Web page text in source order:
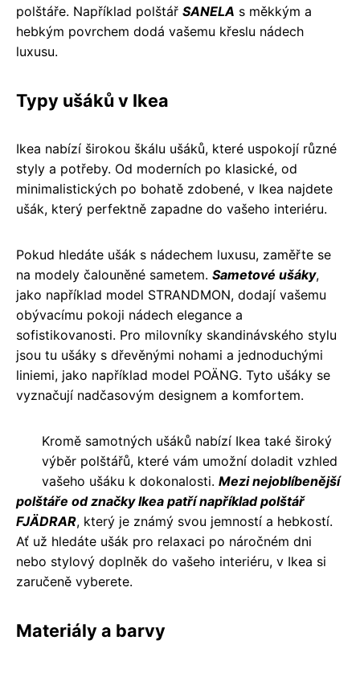
polštáře. Například polštář SANELA s měkkým a
hebkým povrchem dodá vašemu křeslu nádech
luxusu.
Typy ušáků v Ikea
Ikea nabízí širokou škálu ušáků, které uspokojí různé
styly a potřeby. Od moderních po klasické, od
minimalistických po bohatě zdobené, v Ikea najdete
ušák, který perfektně zapadne do vašeho interiéru.
Pokud hledáte ušák s nádechem luxusu, zaměřte se
na modely čalouněné sametem. Sametové ušáky,
jako například model STRANDMON, dodají vašemu
obývacímu pokoji nádech elegance a
sofistikovanosti. Pro milovníky skandinávského stylu
jsou tu ušáky s dřevěnými nohami a jednoduchými
liniemi, jako například model POÄNG. Tyto ušáky se
vyznačují nadčasovým designem a komfortem.
Kromě samotných ušáků nabízí Ikea také široký
výběr polštářů, které vám umožní doladit vzhled
vašeho ušáku k dokonalosti. Mezi nejoblíbenější
polštáře od značky Ikea patří například polštář
FJÄDRAR, který je známý svou jemností a hebkostí.
Ať už hledáte ušák pro relaxaci po náročném dni
nebo stylový doplněk do vašeho interiéru, v Ikea si
zaručeně vyberete.
Materiály a barvy